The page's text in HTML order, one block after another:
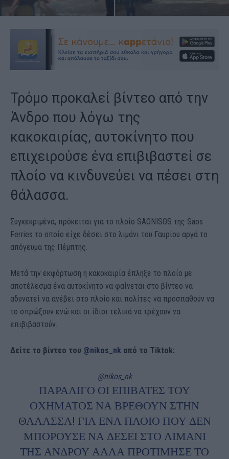
Τρόμο προκαλεί βίντεο από την
Άνδρο που λόγω της
κακοκαιρίας, αυτοκίνητο που
επιχειρούσε ένα επιβιβαστεί σε
πλοίο να κινδυνεύει να πέσει στη
θάλασσα.
Συγκεκριμένα, πρόκειται για το πλοίο SAONISOS της Saos
Ferries το οποίο είχε δέσει στο λιμάνι του Γαυρίου αργά το
απόγευμα της Πέμπτης.
Μετά την εκφόρτωση η κακοκαιρία έπληξε το πλοίο με
αποτέλεσμα ένα αυτοκίνητο να φαίνεται στο βίντεο να
αδυνατεί να ανέβει στο πλοίο και πολίτες να προσπαθούν να
το σπρώξουν ενώ και οι ίδιοι τελικά να τρέχουν να
επιβιβαστούν.
Δείτε το βίντεο του @nikos_nk από το Tiktok:
@nikos_nk
ΠΑΡΑΛΙΓΟ ΟΙ ΕΠΙΒΑΤΕΣ ΤΟΥ
ΟΧΗΜΑΤΟΣ ΝΑ ΒΡΕΘΟΥΝ ΣΤΗΝ
ΘΑΛΑΣΣΑ! ΓΙΑ ΕΝΑ ΠΛΟΙΟ ΠΟΥ ΔΕΝ
ΜΠΟΡΟΥΣΕ ΝΑ ΔΕΣΕΙ ΣΤΟ ΛΙΜΑΝΙ
ΤΗΣ ΑΝΔΡΟΥ ΑΛΛΑ ΠΡΟΤΙΜΗΣΕ ΤΟ